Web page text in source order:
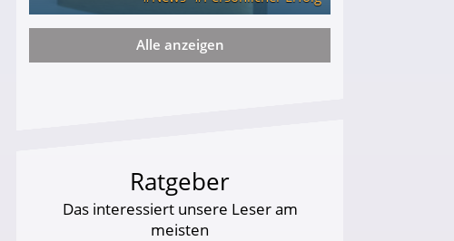
und wie viel?
Alle anzeigen
Ratgeber
Das interessiert unsere Leser am
meisten